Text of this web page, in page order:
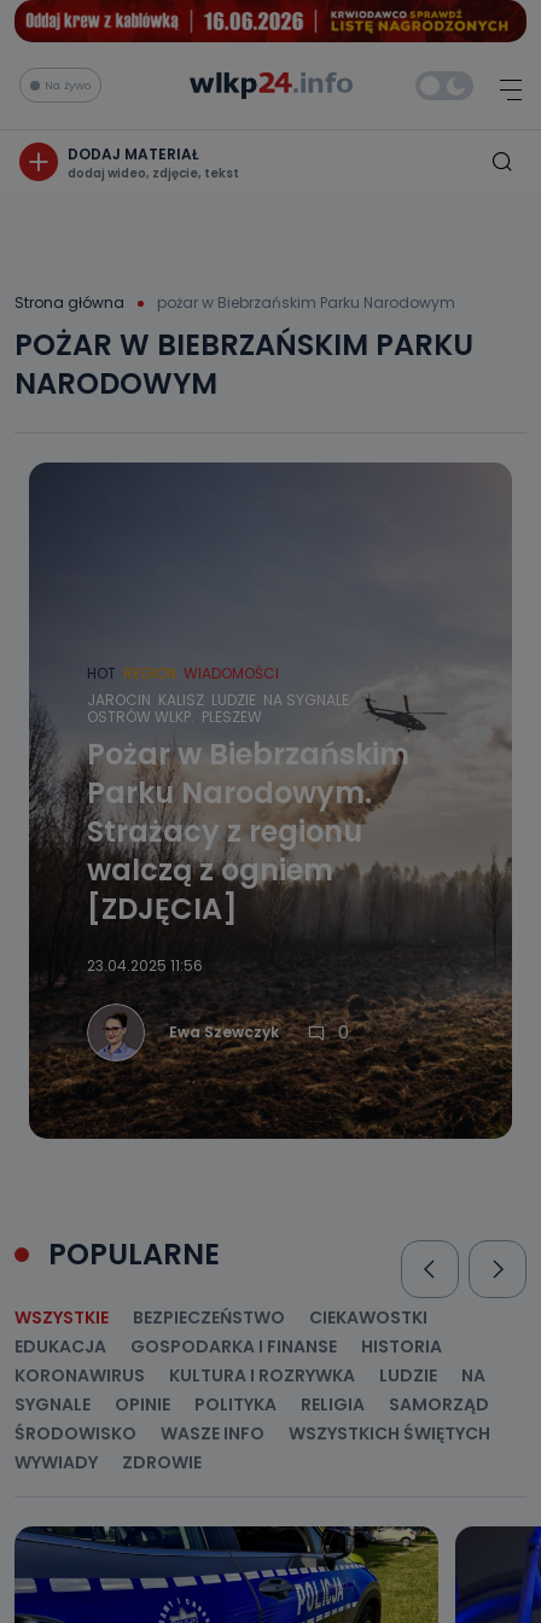
Na żywo
DODAJ MATERIAŁ
dodaj wideo, zdjęcie, tekst
Strona główna pożar w Biebrzańskim Parku Narodowym
POŻAR W BIEBRZAŃSKIM PARKU
NARODOWYM
HOT REGION WIADOMOŚCI
JAROCIN KALISZ LUDZIE NA SYGNALE
OSTRÓW WLKP. PLESZEW
Pożar w Biebrzańskim
Parku Narodowym.
Strażacy z regionu
walczą z ogniem
[ZDJĘCIA]
23.04.2025 11:56
Ewa Szewczyk 0
POPULARNE
WSZYSTKIE BEZPIECZEŃSTWO
CIEKAWOSTKI
EDUKACJA
GOSPODARKA I FINANSE
HISTORIA
KORONAWIRUS
KULTURA I ROZRYWKA LUDZIE
NA
SYGNALE
OPINIE POLITYKA RELIGIA
SAMORZĄD
ŚRODOWISKO
WASZE INFO
WSZYSTKICH ŚWIĘTYCH
WYWIADY
ZDROWIE